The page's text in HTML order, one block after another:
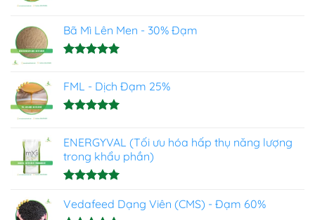
5 sao
Bã Mì Lên Men - 30% Đạm
5 sao
FML - Dịch Đạm 25%
5 sao
ENERGYVAL (Tối ưu hóa hấp thụ năng lượng
trong khẩu phần)
hạng5.00
Vedafeed Dạng Viên (CMS) - Đạm 60%